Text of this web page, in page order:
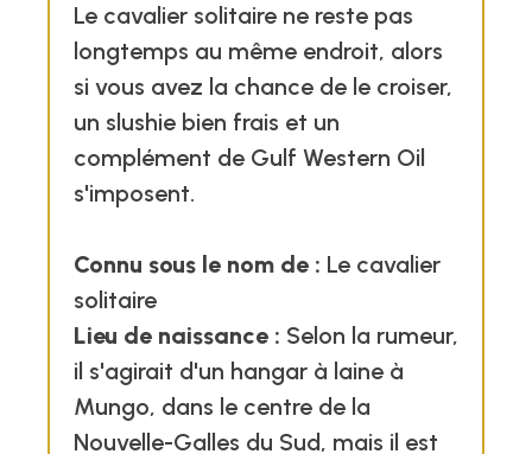
Le cavalier solitaire ne reste pas
longtemps au même endroit, alors
si vous avez la chance de le croiser,
un slushie bien frais et un
complément de Gulf Western Oil
s'imposent.
Connu sous le nom de : Le cavalier
solitaire
Lieu de naissance : Selon la rumeur,
il s'agirait d'un hangar à laine à
Mungo, dans le centre de la
Nouvelle-Galles du Sud, mais il est